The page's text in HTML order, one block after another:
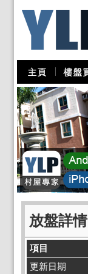
放盤詳情
項目
更新日期